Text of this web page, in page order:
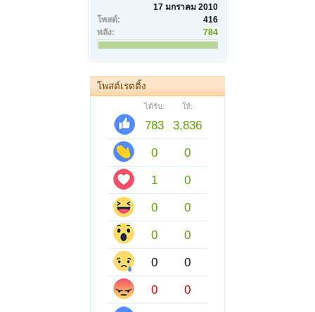
17 มกราคม 2010
โพสต์:
416
พลัง:
784
โพสต์เรตติ้ง
ได้รับ: ให้:
783
3,836
0
0
1
0
0
0
0
0
0
0
0
0